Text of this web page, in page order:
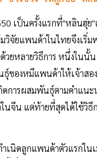
เป็นครั้งแรกที่"หลินฮุ่ย"
วิจัยแพนด้าในไทยจึงเริ่ม
ยหลายวิธีการ หนึ่งในนั้น
ธุ์ของหมีแพนด้าให้เจ้าส
ดการผสมพันธุ์ตามคำแนะ
นจีน แต่ท้ายที่สุดได้ใช้วิธี
เนิดลูกแพนด้าตัวแรกใน